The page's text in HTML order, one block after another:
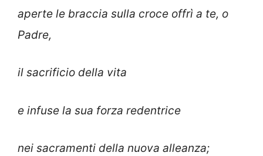
aperte le braccia sulla croce offrì a te, o
Padre,
il sacrificio della vita
e infuse la sua forza redentrice
nei sacramenti della nuova alleanza;